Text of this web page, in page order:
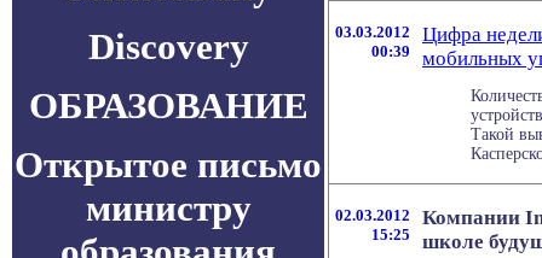
Discovery
ОБРАЗОВАНИЕ
Открытое письмо
министру
03.03.2012
00:39
Цифра
мобильных
Такой
02.03.2012
15:25
Компании
школе